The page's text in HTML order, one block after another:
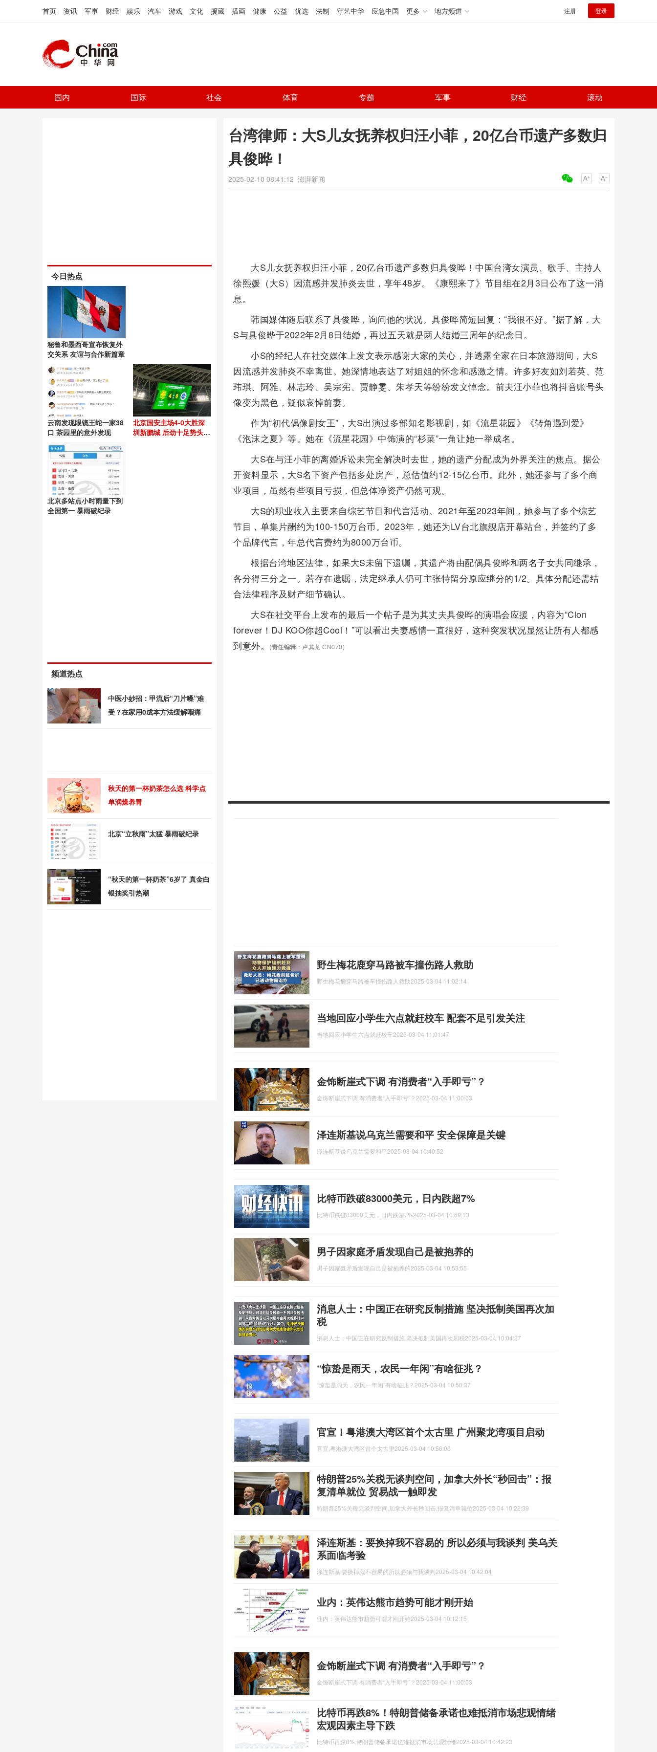
首页 资讯 军事 财经 娱乐 汽车 游戏 文化 援藏 插画 健康 公益 优选 法制 守艺中华 应急中国 更多 地方频道 注册 登录
国内 国际 社会 体育 专题 军事 财经 滚动
台湾律师：大S儿女抚养权归汪小菲，20亿台币遗产多数归
具俊晔！
2025-02-10 08:41:12 澎湃新闻
大S儿女抚养权归汪小菲，20亿台币遗产多数归具俊晔！中国台湾女演员、歌手、主持人
徐熙媛（大S）因流感并发肺炎去世，享年48岁。《康熙来了》节目组在2月3日公布了这一消
息。
韩国媒体随后联系了具俊晔，询问他的状况。具俊晔简短回复：“我很不好。”据了解，大
S与具俊晔于2022年2月8日结婚，再过五天就是两人结婚三周年的纪念日。
小S的经纪人在社交媒体上发文表示感谢大家的关心，并透露全家在日本旅游期间，大S
因流感并发肺炎不幸离世。她深情地表达了对姐姐的怀念和感激之情。许多好友如刘若英、范
玮琪、阿雅、林志玲、吴宗宪、贾静雯、朱孝天等纷纷发文悼念。前夫汪小菲也将抖音账号头
像变为黑色，疑似哀悼前妻。
作为“初代偶像剧女王”，大S出演过多部知名影视剧，如《流星花园》《转角遇到爱》
《泡沫之夏》等。她在《流星花园》中饰演的“杉菜”一角让她一举成名。
大S在与汪小菲的离婚诉讼未完全解决时去世，她的遗产分配成为外界关注的焦点。据公
开资料显示，大S名下资产包括多处房产，总估值约12-15亿台币。此外，她还参与了多个商
业项目，虽然有些项目亏损，但总体净资产仍然可观。
大S的职业收入主要来自综艺节目和代言活动。2021年至2023年间，她参与了多个综艺
节目，单集片酬约为100-150万台币。2023年，她还为LV台北旗舰店开幕站台，并签约了多
个品牌代言，年总代言费约为8000万台币。
根据台湾地区法律，如果大S未留下遗嘱，其遗产将由配偶具俊晔和两名子女共同继承，
各分得三分之一。若存在遗嘱，法定继承人仍可主张特留分原应继分的1/2。具体分配还需结
合法律程序及财产细节确认。
大S在社交平台上发布的最后一个帖子是为其丈夫具俊晔的演唱会应援，内容为“Clon
forever！DJ KOO你超Cool！”可以看出夫妻感情一直很好，这种突发状况显然让所有人都感
到意外。
(责任编辑 ：卢其龙 CN070)
野生梅花鹿穿马路被车撞伤路人救助
野生梅花鹿穿马路被车撞伤路人救助2025-03-04 11:02:14
当地回应小学生六点就赶校车 配套不足引发关注
当地回应小学生六点就赶校车2025-03-04 11:01:47
金饰断崖式下调 有消费者“入手即亏”？
金饰断崖式下调 有消费者“入手即亏”？ 2025-03-04 11:00:03
泽连斯基说乌克兰需要和平 安全保障是关键
泽连斯基说乌克兰需要和平2025-03-04 10:40:52
比特币跌破83000美元，日内跌超7%
比特币跌破83000美元，日内跌超7%2025-03-04 10:59:13
男子因家庭矛盾发现自己是被抱养的
男子因家庭矛盾发现自己是被抱养的2025-03-04 10:53:55
消息人士：中国正在研究反制措施 坚决抵制美国再次加
税
消息人士：中国正在研究反制措施 坚决抵制美国再次加税2025-03-04 10:04:27
“惊蛰是雨天，农民一年闲”有啥征兆？
“惊蛰是雨天，农民一年闲”有啥征兆？ 2025-03-04 10:50:37
官宣！粤港澳大湾区首个太古里 广州聚龙湾项目启动
官宣,粤港澳大湾区首个太古里2025-03-04 10:56:06
特朗普25%关税无谈判空间，加拿大外长“秒回击”：报
复清单就位 贸易战一触即发
特朗普25%关税无谈判空间,加拿大外长秒回击,报复清单就位2025-03-04 10:22:39
泽连斯基：要换掉我不容易的 所以必须与我谈判 美乌关
系面临考验
泽连斯基,要换掉我不容易的所以必须与我谈判2025-03-04 10:42:04
业内：英伟达熊市趋势可能才刚开始
业内：英伟达熊市趋势可能才刚开始2025-03-04 10:12:15
金饰断崖式下调 有消费者“入手即亏”？
金饰断崖式下调 有消费者“入手即亏”？ 2025-03-04 11:00:03
比特币再跌8%！特朗普储备承诺也难抵消市场悲观情绪
宏观因素主导下跌
比特币再跌8%,特朗普储备承诺也难抵消市场悲观情绪2025-03-04 10:42:23
今日热点
秘鲁和墨西哥宣布恢复外
交关系 友谊与合作新篇章
云南发现眼镜王蛇一家38
口 茶园里的意外发现
北京国安主场4-0大胜深
圳新鹏城 后劲十足势头良
北京多站点小时雨量下到
全国第一 暴雨破纪录
频道热点
中医小妙招：甲流后“刀片嗓”难
受？在家用0成本方法缓解咽痛
秋天的第一杯奶茶怎么选 科学点
单润燥养胃
北京“立秋雨”太猛 暴雨破纪录
“秋天的第一杯奶茶”6岁了 真金白
银抽奖引热潮